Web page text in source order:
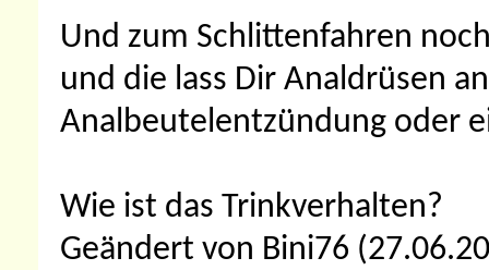
Und zum Schlittenfahren
und die lass Dir Analdrüsen
Analbeutelentzündung oder
Wie ist das Trinkverhalten?
Geändert von Bini76